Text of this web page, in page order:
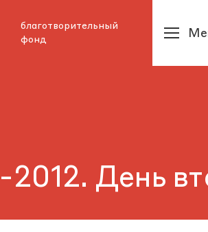
благотворительный
фонд
День